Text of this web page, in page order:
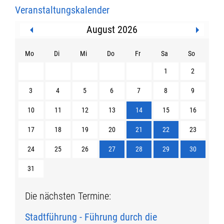
Veranstaltungskalender
August 2026
Mo Di Mi Do Fr Sa So
1 2
3 4 5 6 7 8 9
10 11 12 13 14 15 16
17 18 19 20 21 22 23
24 25 26 27 28 29 30
31
Die nächsten Termine:
Stadtführung - Führung durch die